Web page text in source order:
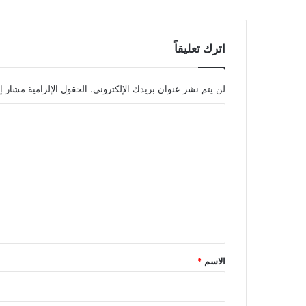
اترك تعليقاً
لن يتم نشر عنوان بريدك الإلكتروني. الحقول الإلزامية مشار
*
الاسم *